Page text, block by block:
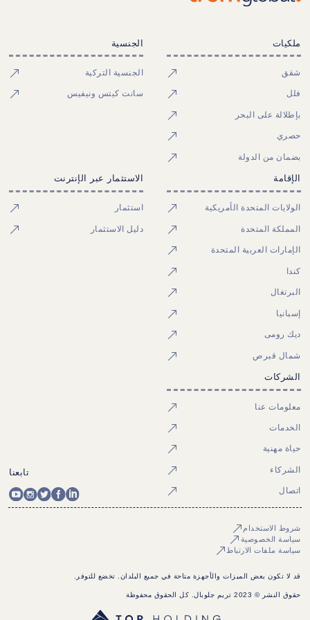
ملكيات
شقق
فلل
بإطلالة على البحر
حصري
بضمان من الدولة
الجنسية
الجنسية التركية
سانت كيتس ونيفيس
الإقامة
الولايات المتحدة الأمريكية
المملكة المتحدة
الإمارات العربية المتحدة
كندا
البرتغال
إسبانيا
ديك رومى
شمال قبرص
الاستثمار عبر الإنترنت
استثمار
دليل الاستثمار
الشركات
معلومات عنا
الخدمات
حياة مهنية
الشركاء
اتصال
تابعنا
شروط الاستخدام
سياسة الخصوصية
سياسة ملفات الارتباط
قد لا تكون بعض الميزات والأجهزة متاحة في جميع البلدان. تخضع للتوفر.
حقوق النشر © 2023 تريم جلوبال. كل الحقوق محفوظة